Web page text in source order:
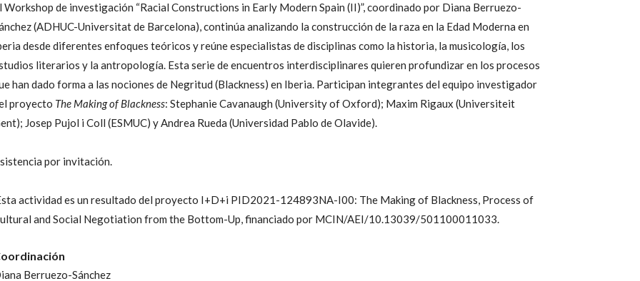
Workshop de investigación “Racial Constructions in Early Modern Spain (II)”, coordinado por Diana Berruezo-
(ADHUC-Universitat de Barcelona), continúa analizando la construcción de la raza en la Edad Moderna en
desde diferentes enfoques teóricos y reúne especialistas de disciplinas como la historia, la musicología, los
literarios y la antropología. Esta serie de encuentros interdisciplinares quieren profundizar en los procesos
han dado forma a las nociones de Negritud (Blackness) en Iberia. Participan integrantes del equipo investigador
proyecto The Making of Blackness: Stephanie Cavanaugh (University of Oxford); Maxim Rigaux (Universiteit
Josep Pujol i Coll (ESMUC) y Andrea Rueda (Universidad Pablo de Olavide).
por invitación.
actividad es un resultado del proyecto I+D+i PID2021-124893NA-I00: The Making of Blackness, Process of
and Social Negotiation from the Bottom-Up, financiado por MCIN/AEI/10.13039/501100011033.
Berruezo-Sánchez